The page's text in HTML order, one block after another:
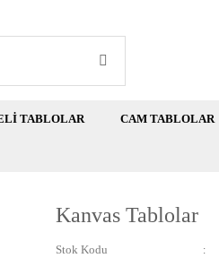
TABLOLAR CAM TABLOLAR
Kanvas Tablolar
Stok Kodu